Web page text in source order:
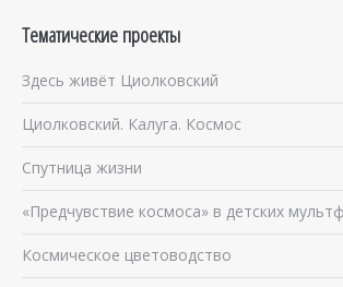
Тематические проекты
Здесь живёт Циолковский
Циолковский. Калуга. Космос
Спутница жизни
«Предчувствие космоса» в детских
Космическое цветоводство